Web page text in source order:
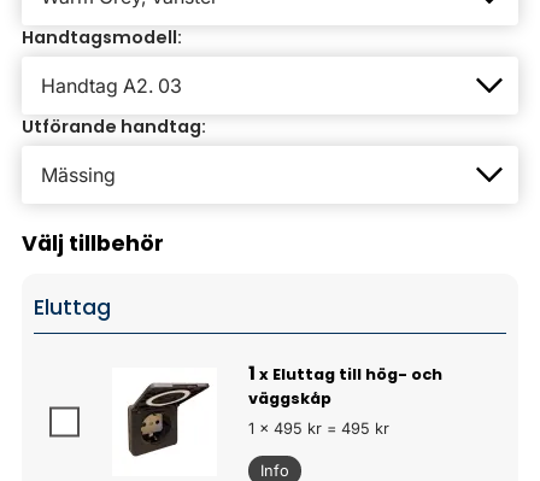
Handtagsmodell:
Utförande handtag:
Välj tillbehör
Eluttag
1 x Eluttag till hög- och
väggskåp
1 x 495 kr = 495 kr
Info